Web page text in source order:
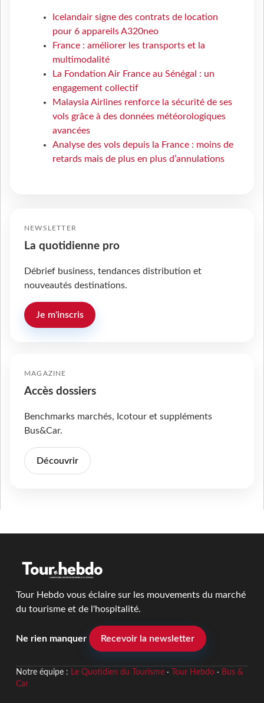
Icelandair signe des contrats de location
pour 6 appareils A320neo
France : améliorer les transports et la
multimodalité
La Fondation Air France au Sénégal : un
engagement collectif
Malaysia Airlines renforce la sécurité de ses
vols grâce à des données météorologiques
avancées
Analyse des vols depuis la France : moins de
retards mais de plus en plus d’annulations
NEWSLETTER
La quotidienne pro
Débrief business, tendances distribution et
nouveautés destinations.
Je m'inscris
MAGAZINE
Accès dossiers
Benchmarks marchés, Icotour et suppléments
Bus&Car.
Découvrir
Tour Hebdo vous éclaire sur les mouvements du marché
du tourisme et de l'hospitalité.
Ne rien manquer Recevoir la newsletter
Notre équipe : Le Quotidien du Tourisme· Tour Hebdo· Bus &
Car